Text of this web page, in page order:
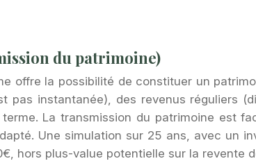
du patrimoine)
offre la possibilité de constituer un
pas instantanée), des revenus réguliers
La transmission du patrimoine est
Une simulation sur 25 ans, avec un
hors plus-value potentielle sur la revente